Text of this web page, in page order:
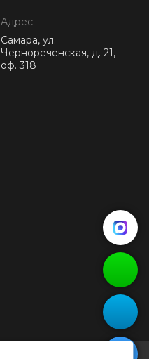
Адрес
Самара, ул.
Чернореченская, д. 21,
оф. 318